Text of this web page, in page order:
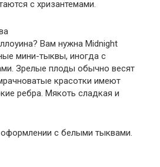
с хризантемами.
Вам нужна Midnight
мини-тыквы, иногда с
Зрелые плоды обычно весят
красотки имеют
ребра. Мякоть сладкая и
с белыми тыквами.